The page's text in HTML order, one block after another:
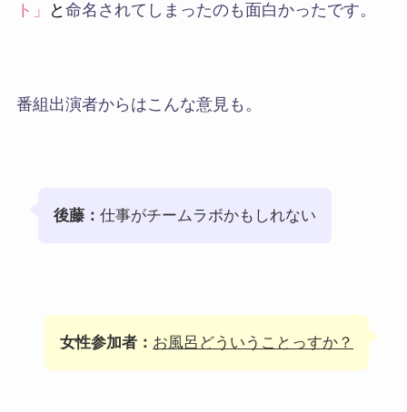
ト」
と 命名されてしまったのも面白かったです。
番組出演者からはこんな意見も。
後藤： 仕事がチームラボかもしれない
女性参加者： お風呂どういうことっすか？